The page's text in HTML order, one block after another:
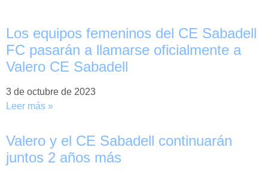
Los equipos femeninos del CE Sabadell
FC pasarán a llamarse oficialmente a
Valero CE Sabadell
3 de octubre de 2023
Leer más »
Valero y el CE Sabadell continuarán
juntos 2 años más